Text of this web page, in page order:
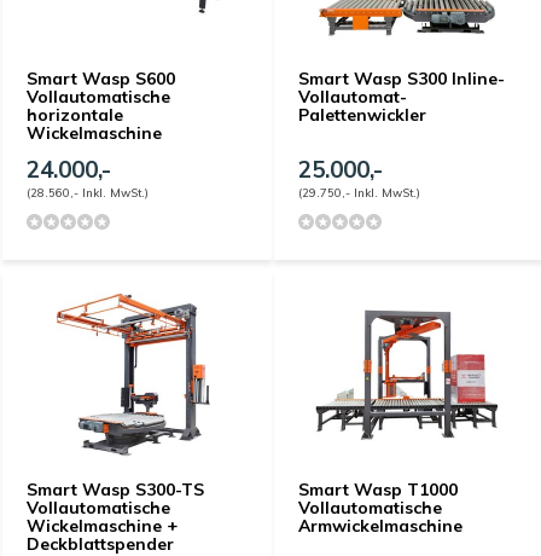
Smart Wasp S600
Vollautomatische
horizontale
Wickelmaschine
24.000,-
(28.560,- Inkl. MwSt.)
Smart Wasp S300 Inline-
Vollautomat-
Palettenwickler
25.000,-
(29.750,- Inkl. MwSt.)
Smart Wasp S300-TS
Vollautomatische
Wickelmaschine +
Deckblattspender
Smart Wasp T1000
Vollautomatische
Armwickelmaschine